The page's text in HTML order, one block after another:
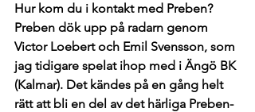
Hur kom du i kontakt med Preben?
Preben dök upp på radarn genom
Victor Loebert och Emil Svensson, som
jag tidigare spelat ihop med i Ängö BK
(Kalmar). Det kändes på en gång helt
rätt att bli en del av det härliga Preben-